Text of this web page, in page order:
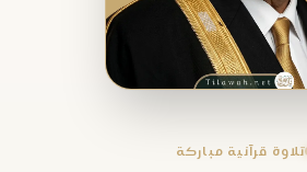
تلاوة قرآنية مباركة